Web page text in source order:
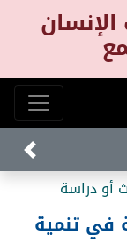
أو دراسة
في تنمية